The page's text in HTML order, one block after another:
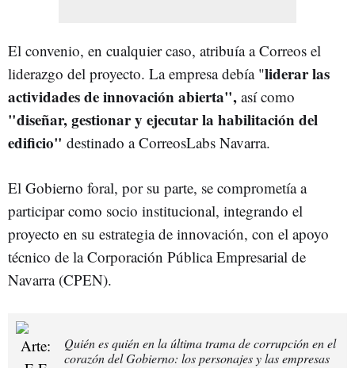
El convenio, en cualquier caso, atribuía a Correos el
liderazgo del proyecto. La empresa debía "liderar las
actividades de innovación abierta", así como
"diseñar, gestionar y ejecutar la habilitación del
edificio" destinado a CorreosLabs Navarra.
El Gobierno foral, por su parte, se comprometía a
participar como socio institucional, integrando el
proyecto en su estrategia de innovación, con el apoyo
técnico de la Corporación Pública Empresarial de
Navarra (CPEN).
Quién es quién en la última trama de corrupción en el
corazón del Gobierno: los personajes y las empresas